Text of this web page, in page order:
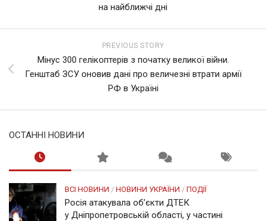
на найближчі дні
PREVIOUS STORY
Мінус 300 гелікоптерів з початку великої війни.
Генштаб ЗСУ оновив дані про величезні втрати армії
РФ в Україні
ОСТАННІ НОВИНИ
ВСІ НОВИНИ / НОВИНИ УКРАЇНИ / ПОДІЇ
Росія атакувала об’єкти ДТЕК
у Дніпропетровській області, у частині